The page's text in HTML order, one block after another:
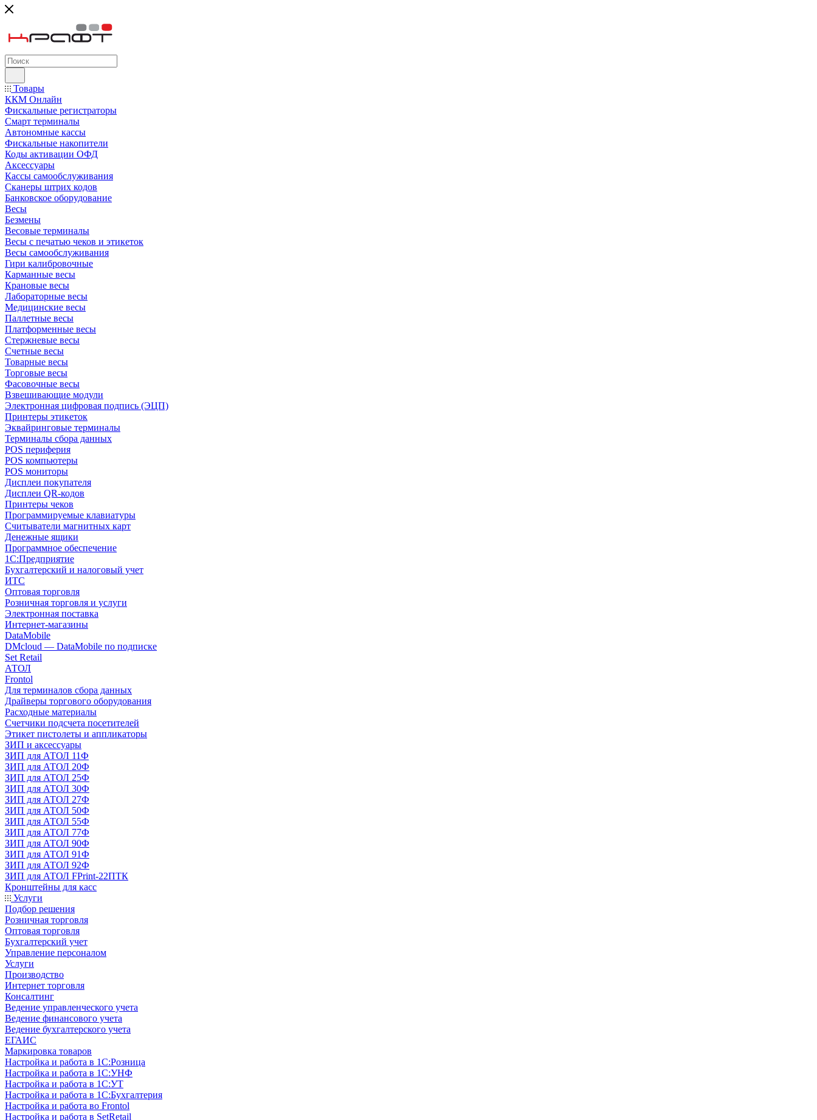
Товары
ККМ Онлайн
Фискальные регистраторы
Смарт терминалы
Автономные кассы
Фискальные накопители
Коды активации ОФД
Аксессуары
Кассы самообслуживания
Сканеры штрих кодов
Банковское оборудование
Весы
Безмены
Весовые терминалы
Весы с печатью чеков и этикеток
Весы самообслуживания
Гири калибровочные
Карманные весы
Крановые весы
Лабораторные весы
Медицинские весы
Паллетные весы
Платформенные весы
Стержневые весы
Счетные весы
Товарные весы
Торговые весы
Фасовочные весы
Взвешивающие модули
Электронная цифровая подпись (ЭЦП)
Принтеры этикеток
Эквайринговые терминалы
Терминалы сбора данных
POS периферия
POS компьютеры
POS мониторы
Дисплеи покупателя
Дисплеи QR-кодов
Принтеры чеков
Программируемые клавиатуры
Считыватели магнитных карт
Денежные ящики
Программное обеспечение
1С:Предприятие
Бухгалтерский и налоговый учет
ИТС
Оптовая торговля
Розничная торговля и услуги
Электронная поставка
Интернет-магазины
DataMobile
DMcloud — DataMobile по подписке
Set Retail
АТОЛ
Frontol
Для терминалов сбора данных
Драйверы торгового оборудования
Расходные материалы
Счетчики подсчета посетителей
Этикет пистолеты и аппликаторы
ЗИП и аксессуары
ЗИП для АТОЛ 11Ф
ЗИП для АТОЛ 20Ф
ЗИП для АТОЛ 25Ф
ЗИП для АТОЛ 30Ф
ЗИП для АТОЛ 27Ф
ЗИП для АТОЛ 50Ф
ЗИП для АТОЛ 55Ф
ЗИП для АТОЛ 77Ф
ЗИП для АТОЛ 90Ф
ЗИП для АТОЛ 91Ф
ЗИП для АТОЛ 92Ф
ЗИП для АТОЛ FPrint-22ПТК
Кронштейны для касс
Услуги
Подбор решения
Розничная торговля
Оптовая торговля
Бухгалтерский учет
Управление персоналом
Услуги
Производство
Интернет торговля
Консалтинг
Ведение управленческого учета
Ведение финансового учета
Ведение бухгалтерского учета
ЕГАИС
Маркировка товаров
Настройка и работа в 1С:Розница
Настройка и работа в 1С:УНФ
Настройка и работа в 1С:УТ
Настройка и работа в 1С:Бухгалтерия
Настройка и работа во Frontol
Настройка и работа в SetRetail